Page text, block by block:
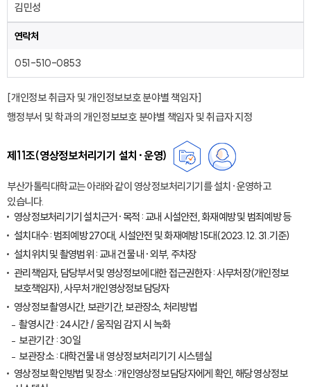
김민성
연락처
051-510-0853
[개인정보 취급자 및 개인정보보호 분야별 책임자]
행정부서 및 학과의 개인정보보호 분야별 책임자 및 취급자 지정
제11조(영상정보처리기기 설치·운영)
부산가톨릭대학교는 아래와 같이 영상정보처리기기를 설치·운영하고
있습니다.
영상정보처리기기 설치근거·목적 : 교내 시설안전, 화재예방 및 범죄예방 등
설치대수 : 범죄예방 270대, 시설안전 및 화재예방 15대(2023. 12. 31.기준)
설치위치 및 촬영범위 : 교내 건물 내·외부, 주차장
관리책임자, 담당부서 및 영상정보에 대한 접근권한자 : 사무처장(개인정보
보호책임자), 사무처 개인영상정보 담당자
영상정보 촬영시간, 보관기간, 보관장소, 처리방법
촬영시간 : 24시간 / 움직임 감지 시 녹화
보관기간 : 30일
보관장소 : 대학건물 내 영상정보처리기기 시스템실
영상정보 확인방법 및 장소 : 개인영상정보 담당자에게 확인, 해당 영상정보